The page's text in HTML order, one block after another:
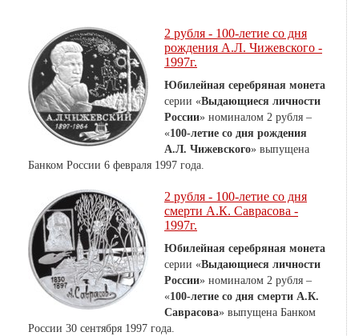
2 рубля - 100-летие со дня
рождения А.Л. Чижевского -
1997г.
Юбилейная серебряная монета
серии «Выдающиеся личности
России» номиналом 2 рубля –
«100-летие со дня рождения
А.Л. Чижевского» выпущена
Банком России 6 февраля 1997 года.
2 рубля - 100-летие со дня
смерти А.К. Саврасова -
1997г.
Юбилейная серебряная монета
серии «Выдающиеся личности
России» номиналом 2 рубля –
«100-летие со дня смерти А.К.
Саврасова» выпущена Банком
России 30 сентября 1997 года.